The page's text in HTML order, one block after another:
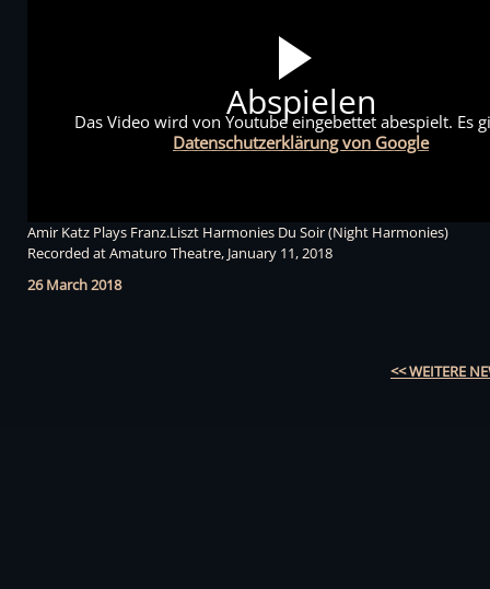
Abspielen
Das Video wird von Youtube eingebettet abespielt. Es
Datenschutzerklärung von Google
Amir Katz Plays Franz.Liszt Harmonies Du Soir (Night Harmonies)
Recorded at Amaturo Theatre, January 11, 2018
26 March 2018
<< WEITERE